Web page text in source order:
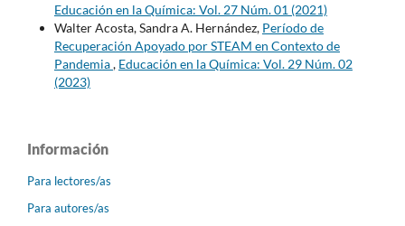
Educación en la Química: Vol. 27 Núm. 01 (2021)
Walter Acosta, Sandra A. Hernández, Período de
Recuperación Apoyado por STEAM en Contexto de
Pandemia, Educación en la Química: Vol. 29 Núm. 02
(2023)
Información
Para lectores/as
Para autores/as